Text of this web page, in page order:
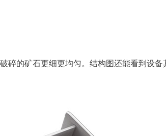
碎的矿石更细更均匀。结构图还能看到设备